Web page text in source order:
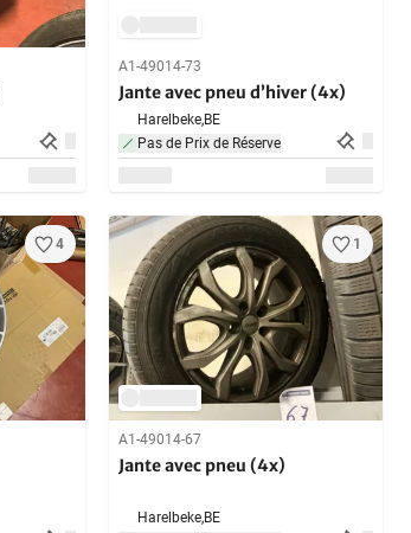
A1-49014-73
Jante avec pneu d’hiver (4x)
Harelbeke,BE
Pas de Prix de Réserve
4 1
A1-49014-67
Jante avec pneu (4x)
Harelbeke,BE